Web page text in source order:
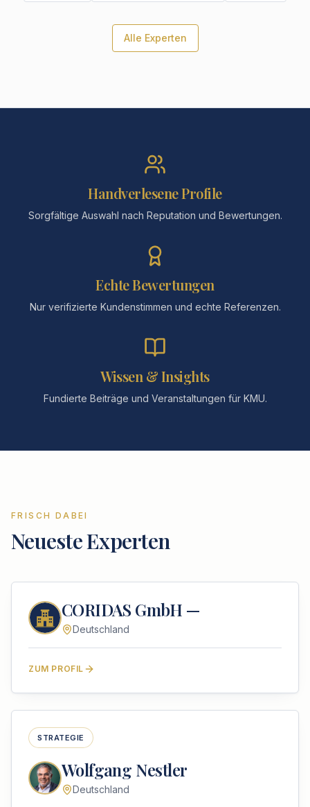
Alle Experten
Handverlesene Profile
Sorgfältige Auswahl nach Reputation und Bewertungen.
Echte Bewertungen
Nur verifizierte Kundenstimmen und echte Referenzen.
Wissen & Insights
Fundierte Beiträge und Veranstaltungen für KMU.
FRISCH DABEI
Neueste Experten
CORIDAS GmbH —
Deutschland
ZUM PROFIL
STRATEGIE
Wolfgang Nestler
Deutschland